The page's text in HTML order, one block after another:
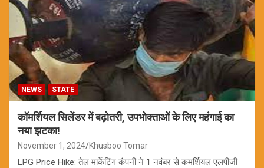
NEWS STATE
कॉमर्शियल सिलेंडर में बढ़ोतरी, उपभोक्ताओं के लिए महंगाई का
नया झटका!
November 1, 2024 Khusboo Tomar
LPG Price Hike: तेल मार्केटिंग कंपनी ने 1 नवंबर से कमर्शियल एलपीजी